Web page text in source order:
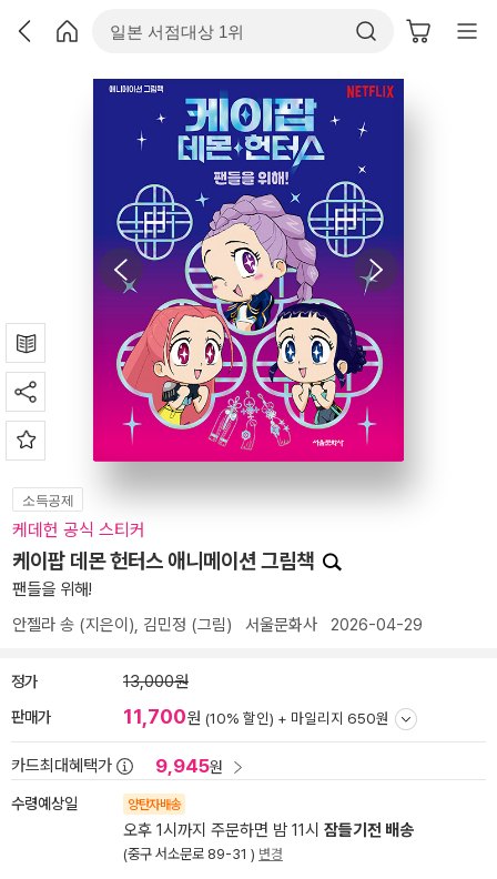
소득공제
케데헌 공식 스티커
케이팝 데몬 헌터스 애니메이션 그림책
팬들을 위해!
안젤라 송 (지은이), 김민정 (그림) 서울문화사 2026-04-29
정가 13,000원
판매가 11,700원 (10% 할인) + 마일리지 650원
카드최대혜택가 9,945원
수령예상일 양탄자배송
오후 1시까지 주문하면 밤 11시 잠들기전 배송
(중구 서소문로 89-31 ) 변경